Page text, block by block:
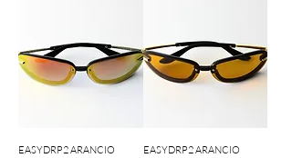
EASYDRP2 ARANCIO
EASYDRP2 ARANCIO